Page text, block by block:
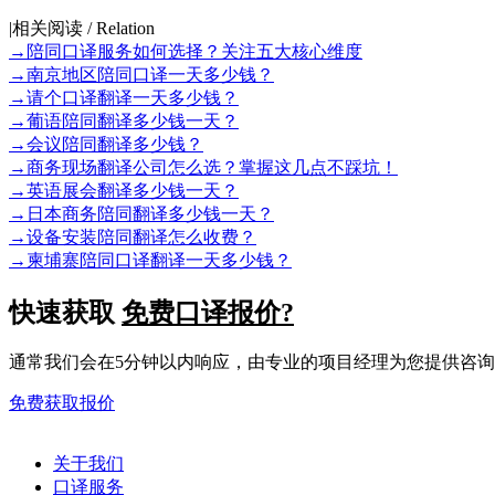
|相关阅读 / Relation
→ 陪同口译服务如何选择？关注五大核心维度
→南京地区陪同口译一天多少钱？
→请个口译翻译一天多少钱？
→葡语陪同翻译多少钱一天？
→会议陪同翻译多少钱？
→商务现场翻译公司怎么选？掌握这几点不踩坑！
→英语展会翻译多少钱一天？
→ 日本商务陪同翻译多少钱一天？
→设备安装陪同翻译怎么收费？
→ 柬埔寨陪同口译翻译一天多少钱？
快速获取 免费口译报价?
通常我们会在5分钟以内响应，由专业的项目经理为您提供咨
免费获取报价
关于我们
口译服务